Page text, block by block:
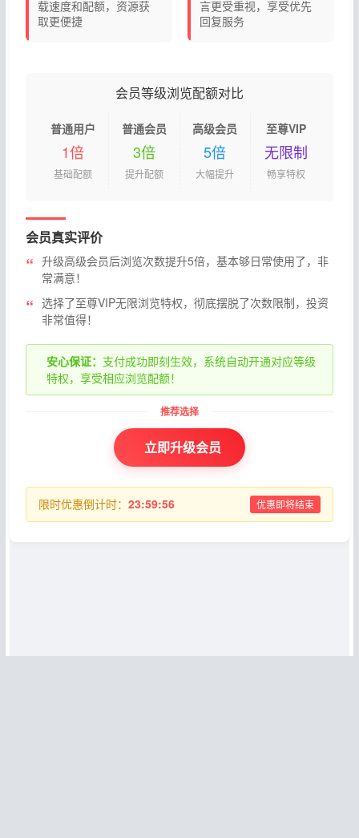
载速度和配额，资源获
取更便捷
言更受重视，享受优先
回复服务
会员等级浏览配额对比
普通用户
1倍
基础配额
普通会员
3倍
提升配额
高级会员
5倍
大幅提升
至尊VIP
无限制
畅享特权
会员真实评价
升级高级会员后浏览次数提升5倍，基本够日常使用了，非
常满意！
选择了至尊VIP无限浏览特权，彻底摆脱了次数限制，投资
非常值得！
安心保证： 支付成功即刻生效，系统自动开通对应等级
特权，享受相应浏览配额！
立即升级会员
限时优惠倒计时： 23:59:56 优惠即将结束